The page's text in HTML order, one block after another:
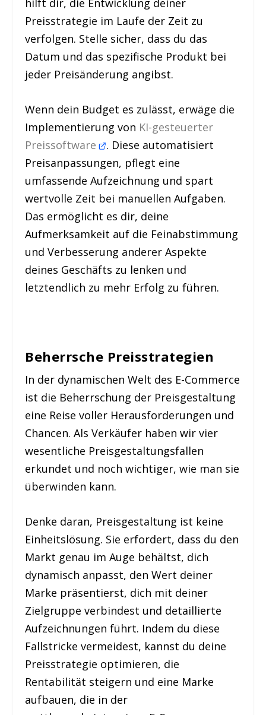
hilft dir, die Entwicklung deiner
Preisstrategie im Laufe der Zeit zu
verfolgen. Stelle sicher, dass du das
Datum und das spezifische Produkt bei
jeder Preisänderung angibst.
Wenn dein Budget es zulässt, erwäge die
Implementierung von KI-gesteuerter
Preissoftware . Diese automatisiert
Preisanpassungen, pflegt eine
umfassende Aufzeichnung und spart
wertvolle Zeit bei manuellen Aufgaben.
Das ermöglicht es dir, deine
Aufmerksamkeit auf die Feinabstimmung
und Verbesserung anderer Aspekte
deines Geschäfts zu lenken und
letztendlich zu mehr Erfolg zu führen.
Beherrsche Preisstrategien
In der dynamischen Welt des E-Commerce
ist die Beherrschung der Preisgestaltung
eine Reise voller Herausforderungen und
Chancen. Als Verkäufer haben wir vier
wesentliche Preisgestaltungsfallen
erkundet und noch wichtiger, wie man sie
überwinden kann.
Denke daran, Preisgestaltung ist keine
Einheitslösung. Sie erfordert, dass du den
Markt genau im Auge behältst, dich
dynamisch anpasst, den Wert deiner
Marke präsentierst, dich mit deiner
Zielgruppe verbindest und detaillierte
Aufzeichnungen führt. Indem du diese
Fallstricke vermeidest, kannst du deine
Preisstrategie optimieren, die
Rentabilität steigern und eine Marke
aufbauen, die in der